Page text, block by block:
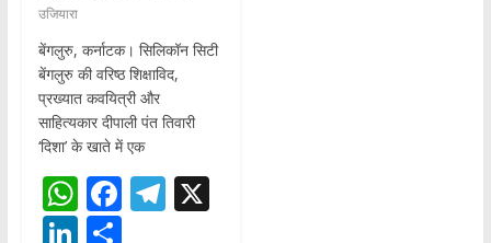
उजियारा
बेंगलुरु, कर्नाटक। सिलिकॉन सिटी
बेंगलुरु की वरिष्ठ शिक्षाविद,
प्रख्यात कवयित्री और
साहित्यकार दीपाली पंत तिवारी
‘दिशा’ के खाते में एक
W
h
F
ac
T X
Li S